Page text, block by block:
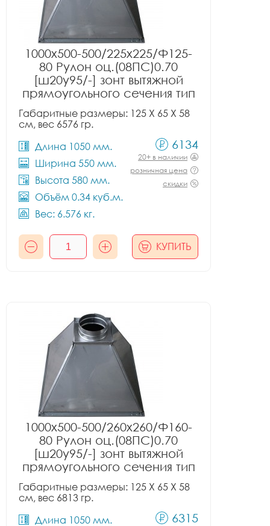
1000x500-500/225x225/Ф125-
80 Рулон оц.(08ПС)0.70
[ш20у95/-] зонт вытяжной
прямоугольного сечения тип
Габаритные размеры: 125 X 65 X 58
см, вес 6576 гр.
Длина 1050 мм.
Ширина 550 мм.
Высота 580 мм.
Объём 0.34 куб.м.
Вес: 6.576 кг.
6134
20+ в наличии
розничная цена
скидки
КУПИТЬ
1000x500-500/260x260/Ф160-
80 Рулон оц.(08ПС)0.70
[ш20у95/-] зонт вытяжной
прямоугольного сечения тип
Габаритные размеры: 125 X 65 X 58
см, вес 6813 гр.
Длина 1050 мм.
6315